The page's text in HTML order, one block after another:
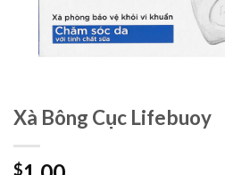
Xà Bông Cục Lifebuoy
$